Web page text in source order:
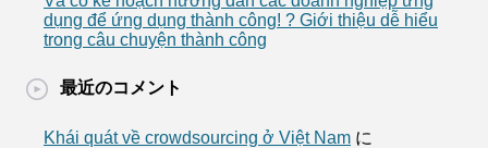
dụng để ứng dụng thành công! ? Giới thiệu dễ hiểu
trong câu chuyện thành công
最近のコメント
Khái quát về crowdsourcing ở Việt Nam に